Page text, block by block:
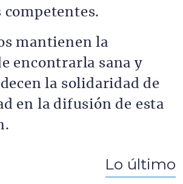
competentes.
mantienen la
encontrarla sana y
la solidaridad de
en la difusión de esta
Lo último